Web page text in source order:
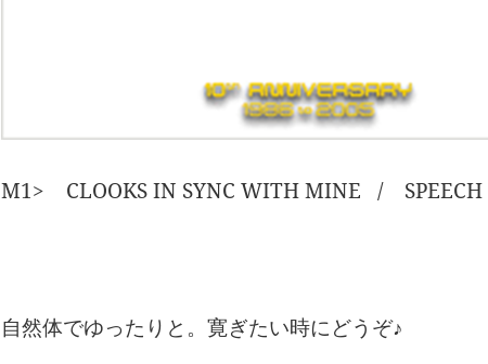
M1> CLOOKS IN SYNC WITH MINE / SPEECH
自然体でゆったりと。寛ぎたい時にどうぞ♪